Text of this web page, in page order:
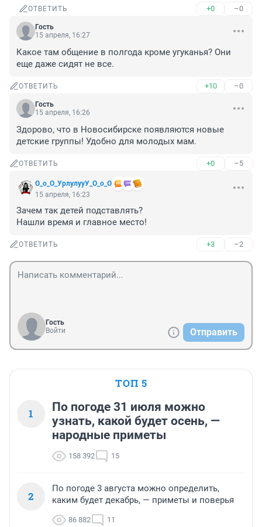
ОТВЕТИТЬ +0 –0
Гость
15 апреля, 16:27
Какое там общение в полгода кроме угуканья? Они
еще даже сидят не все.
ОТВЕТИТЬ +10 –0
Гость
15 апреля, 16:26
Здорово, что в Новосибирске появляются новые
детские группы! Удобно для молодых мам.
ОТВЕТИТЬ +0 –5
О_о_О_УрлулууУ_О_о_О
15 апреля, 16:23
Зачем так детей подставлять?
Нашли время и главное место!
ОТВЕТИТЬ +3 –2
Гость
Войти
Отправить
ТОП 5
1
По погоде 31 июля можно
узнать, какой будет осень, —
народные приметы
158 392 15
2
По погоде 3 августа можно определить,
каким будет декабрь, — приметы и поверья
86 882 11